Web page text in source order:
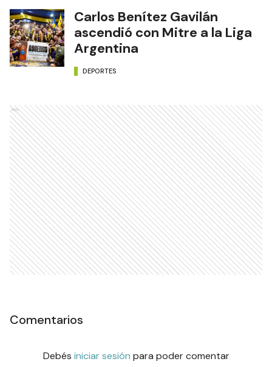
Carlos Benítez Gavilán
ascendió con Mitre a la Liga
Argentina
DEPORTES
Ads
Comentarios
Debés iniciar sesión para poder comentar